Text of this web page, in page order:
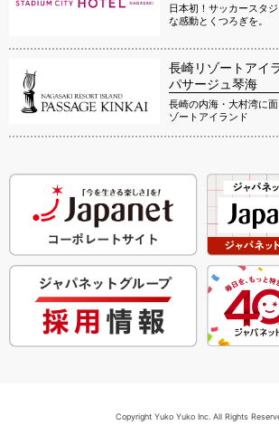
日本初！サッカースタ
な感動とくつろぎを。
長崎リゾートアイ
パサージュ琴海
長崎の内海・大村湾に
ゾートアイランド
Copyright Yuko Yuko Inc. All Rights